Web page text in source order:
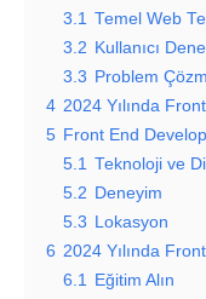
3.1 Temel Web
3.2 Kullanıcı
3.3 Problem
4 2024 Yılında
5 Front End
5.1 Teknoloji ve
5.2 Deneyim
5.3 Lokasyon
6 2024 Yılında
6.1 Eğitim Alın